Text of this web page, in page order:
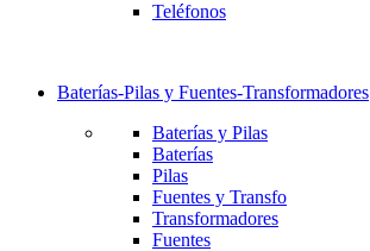
Teléfonos
Baterías-Pilas y Fuentes-Transformadores
Baterías y Pilas
Baterías
Pilas
Fuentes y Transfo
Transformadores
Fuentes